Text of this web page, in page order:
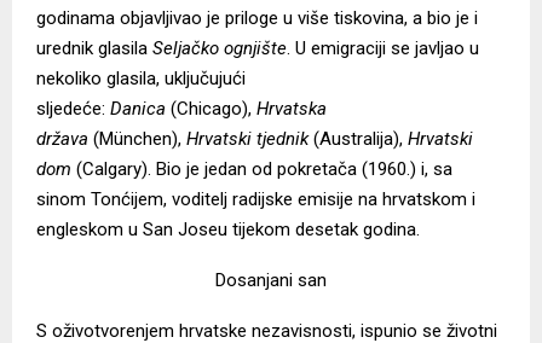
godinama objavljivao je priloge u više tiskovina, a bio je i
urednik glasila Seljačko ognjište . U emigraciji se javljao u
nekoliko glasila, uključujući
sljedeće: Danica (Chicago), Hrvatska
država (München), Hrvatski tjednik(Australija), Hrvatski
dom (Calgary). Bio je jedan od pokretača (1960.) i, sa
sinom Tonćijem, voditelj radijske emisije na hrvatskom i
engleskom u San Joseu tijekom desetak godina.
Dosanjani san
S oživotvorenjem hrvatske nezavisnosti, ispunio se životni